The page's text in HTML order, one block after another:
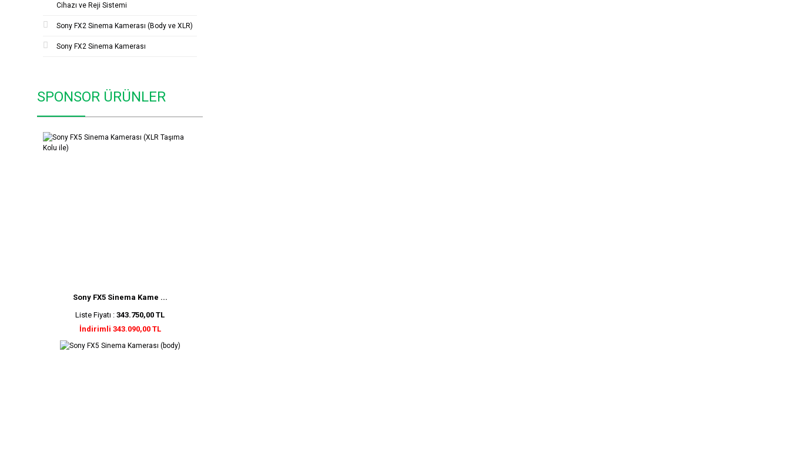
Cihazı ve Reji Sistemi
Sony FX2 Sinema Kamerası (Body ve XLR)
Sony FX2 Sinema Kamerası
SPONSOR ÜRÜNLER
Sony FX5 Sinema Kame ...
Liste Fiyatı : 343.750,00 TL
İndirimli 343.090,00 TL